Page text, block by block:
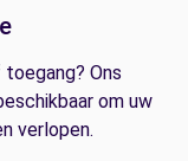
Ons
om uw
verlopen.